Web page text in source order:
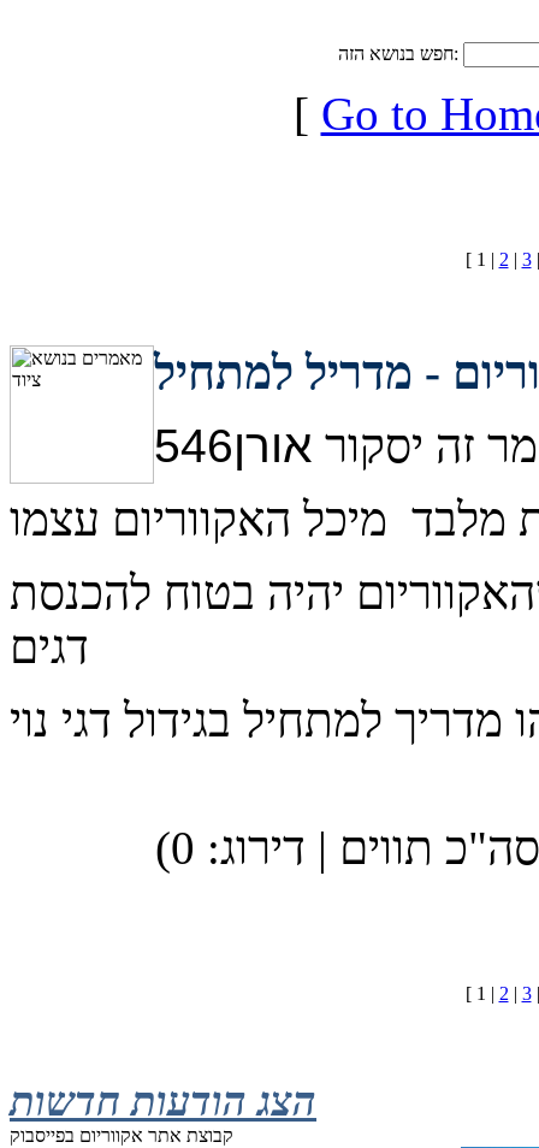
חפש בנושא הזה:
[ Go to
[ 1 | 2 | 3
- מדריל למתחיל
זה יסקור אורן546
יהיה בטוח להכנסת
דגים
(
[ 1 | 2 | 3
הצג הודעות חדשות
קבוצת אתר אקווריום בפייסבוק